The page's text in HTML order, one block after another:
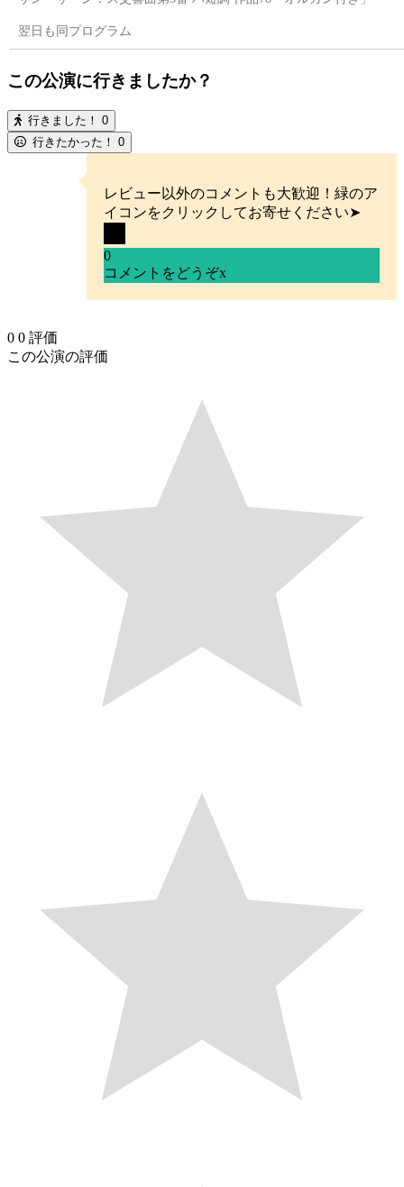
翌日も同プログラム
この公演に行きましたか？
行きました！ 0
行きたかった！ 0
レビュー以外のコメントも大歓迎！緑のア
イコンをクリックしてお寄せください➤
0
コメントをどうぞx
0 0 評価
この公演の評価